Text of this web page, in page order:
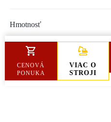
Hmotnosť
Rozmery ( d / š / v )
CENOVÁ
PONUKA
VIAC O
STROJI